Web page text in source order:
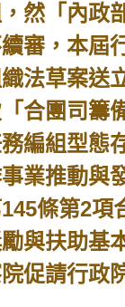
然「內政
審，本屆
法草案送
合團司籌
編組型態
業推動與
條第2項
與扶助基
促請行政